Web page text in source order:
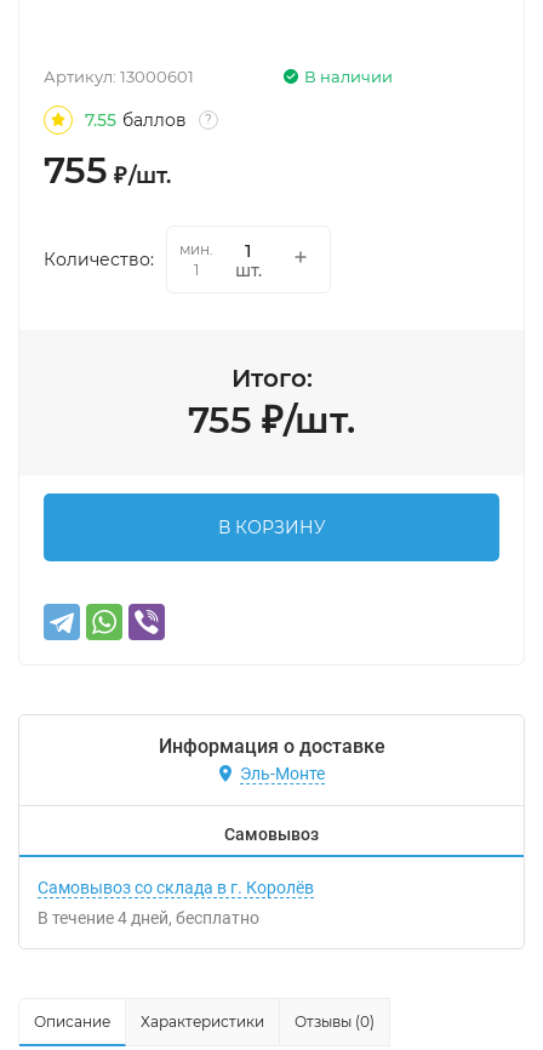
В наличии
Артикул: 13000601
7.55 баллов ?
755 ₽/шт.
Количество:
мин.
1
шт.
Итого:
755 ₽/шт.
В КОРЗИНУ
Информация о доставке
Эль-Монте
Самовывоз
Самовывоз со склада в г. Королёв
В течение4 дней Бесплатно
Описание Характеристики Отзывы (0)